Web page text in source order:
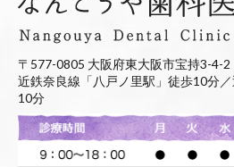
〒577-0805 大阪府東大阪市宝持3-4-2
近鉄奈良線「八戸ノ里駅」徒歩10分
10分